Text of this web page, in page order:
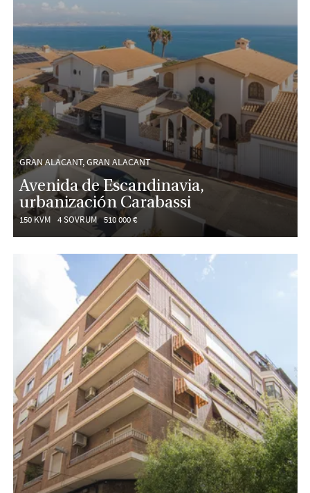
GRAN ALACANT, GRAN ALACANT
Avenida de Escandinavia,
urbanización Carabassi
150 KVM 4 SOVRUM 510 000 €